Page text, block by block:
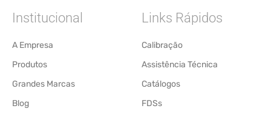
Institucional
A Empresa
Produtos
Grandes Marcas
Blog
Links Rápidos
Calibração
Assistência Técnica
Catálogos
FDSs